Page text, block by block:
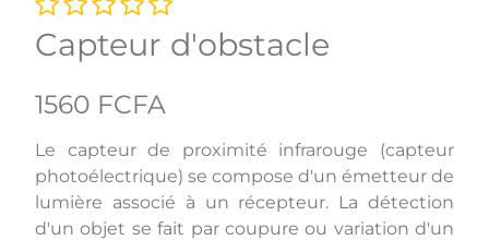
Capteur d'obstacle
1560 FCFA
Le capteur de proximité infrarouge (capteur
photoélectrique) se compose d'un émetteur de
lumière associé à un récepteur. La détection
d'un objet se fait par coupure ou variation d'un